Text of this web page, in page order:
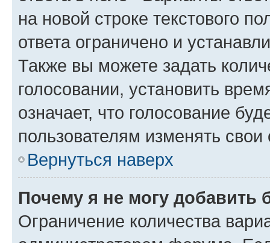
на новой строке текстового
ответа ограничено и
Также вы можете задать
голосовании, установить
означает, что голосование
пользователям изменять свои
Вернуться наверх
Почему я не могу добавить
Ограничение количества